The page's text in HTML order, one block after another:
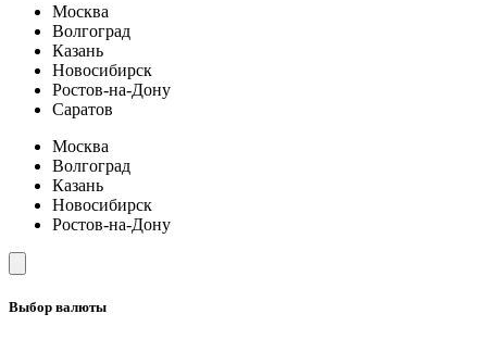
Москва
Волгоград
Казань
Новосибирск
Ростов-на-Дону
Саратов
Москва
Волгоград
Казань
Новосибирск
Ростов-на-Дону
Выбор валюты